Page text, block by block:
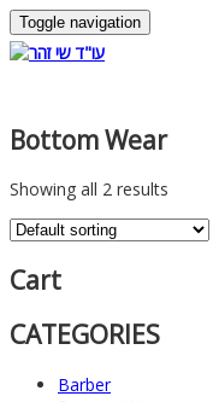
Toggle navigation
Bottom Wear
Showing all 2 results
Cart
CATEGORIES
Barber